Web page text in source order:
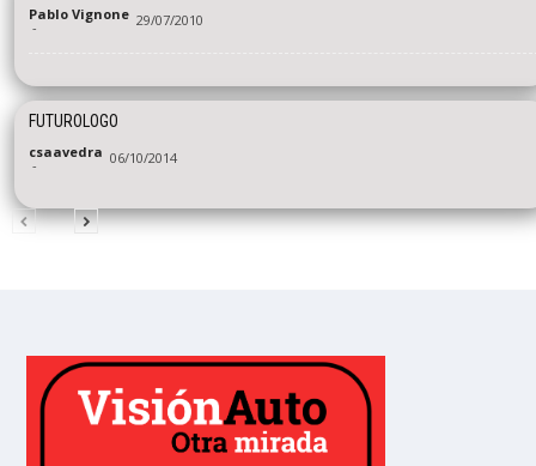
Pablo Vignone
- 29/07/2010
FUTUROLOGO
csaavedra
- 06/10/2014